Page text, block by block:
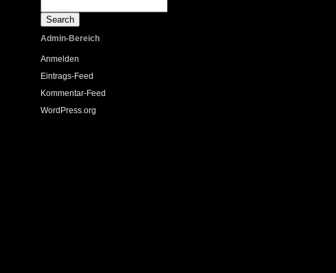
Admin-Bereich
Anmelden
Eintrags-Feed
Kommentar-Feed
WordPress.org